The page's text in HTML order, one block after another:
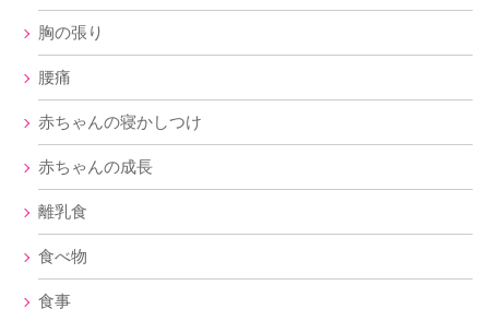
胸の張り
腰痛
赤ちゃんの寝かしつけ
赤ちゃんの成長
離乳食
食べ物
食事